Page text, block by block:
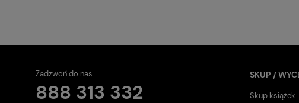
Zadzwoń do nas:
888 313 332
SKUP /
Skup książek